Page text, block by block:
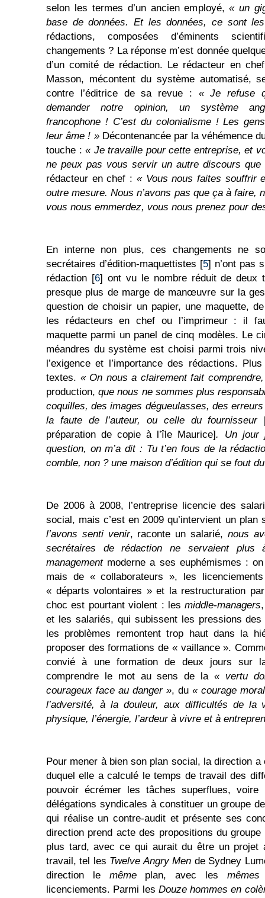
selon les termes d’un ancien employé,« un
base de données. Et les données, ce sont
rédactions, composées d’éminents
changements ? La réponse m’est donnée
d’un comité de rédaction. Le rédacteur en
Masson, mécontent du système automatisé,
contre l’éditrice de sa revue : « Je refuse
demander notre opinion, un système
francophone ! C’est du colonialisme ! Les
leur âme ! »Décontenancée par la véhémence
touche :« Je travaille pour cette entreprise, et
ne peux pas vous servir un autre discours
rédacteur en chef : « Vous nous faites souffrir
outre mesure. Nous n’avons pas que ça à faire,
vous nous emmerdez, vous nous prenez pour
En interne non plus, ces changements ne
secrétaires d’édition-maquettistes [5] n’ont pas
rédaction [6] ont vu le nombre réduit de deux
presque plus de marge de manœuvre sur la
question de choisir un papier, une maquette,
les rédacteurs en chef ou l’imprimeur : il
maquette parmi un panel de cinq modèles. Le
méandres du système est choisi parmi trois
l’exigence et l’importance des rédactions.
textes. « On nous a clairement fait
production,que nous ne sommes plus
coquilles, des images dégueulasses, des
la faute de l’auteur, ou celle du fournisseur
préparation de copie à l’île Maurice]. Un jour
question, on m’a dit : Tu t’en fous dela
comble, non ? une maison d’édition qui se fout
De 2006 à 2008, l’entreprise licencie des
social, mais c’est en 2009 qu’intervient un plan
l’avons senti venir, raconte un salarié, nous
secrétaires de rédaction ne servaient plus
managementmoderne a ses euphémismes : on
mais de « collaborateurs », les
« départs volontaires » et la restructuration
choc est pourtant violent : lesmiddle-managers
et les salariés, qui subissent les pressions
les problèmes remontent trop haut dans la
proposer des formations de « vaillance ».
convié à une formation de deux jours sur
comprendre le mot au sens de la « vertu
courageux face au danger », du « courage
l’adversité, à la douleur, aux difficultés de la
physique, l’énergie, l’ardeur à vivre et à
Pour mener à bien son plan social, la direction
duquel elle a calculé le temps de travail des
pouvoir écrémer les tâches superflues,
délégations syndicales à constituer un groupe
qui réalise un contre-audit et présente ses
direction prend acte des propositions du
plus tard, avec ce qui aurait du être un projet
travail, tel les Twelve Angry Men de Sydney
direction le mêmeplan, avec les mêmes
licenciements. Parmi les Douze hommes en